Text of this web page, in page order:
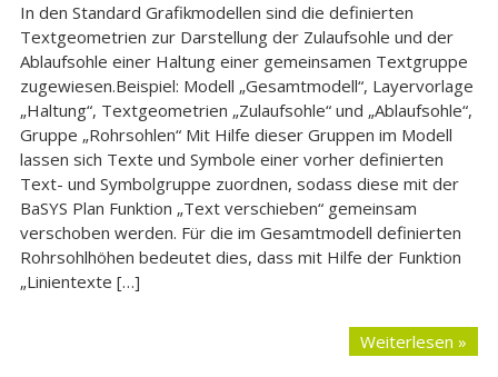
In den Standard Grafikmodellen sind die definierten
Textgeometrien zur Darstellung der Zulaufsohle und der
Ablaufsohle einer Haltung einer gemeinsamen Textgruppe
zugewiesen.Beispiel: Modell „Gesamtmodell“, Layervorlage
„Haltung“, Textgeometrien „Zulaufsohle“ und „Ablaufsohle“,
Gruppe „Rohrsohlen“ Mit Hilfe dieser Gruppen im Modell
lassen sich Texte und Symbole einer vorher definierten
Text- und Symbolgruppe zuordnen, sodass diese mit der
BaSYS Plan Funktion „Text verschieben“ gemeinsam
verschoben werden. Für die im Gesamtmodell definierten
Rohrsohlhöhen bedeutet dies, dass mit Hilfe der Funktion
„Linientexte […]
Weiterlesen »